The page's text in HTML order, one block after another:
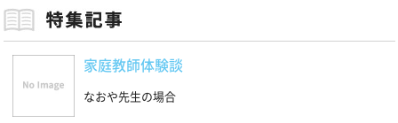
家庭教師体験談
なおや先生の場合